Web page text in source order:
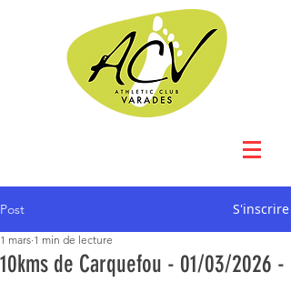
Post S'inscrire
10kms de Carquefou - 01/03/2026 -
1 mars 1 min de lecture